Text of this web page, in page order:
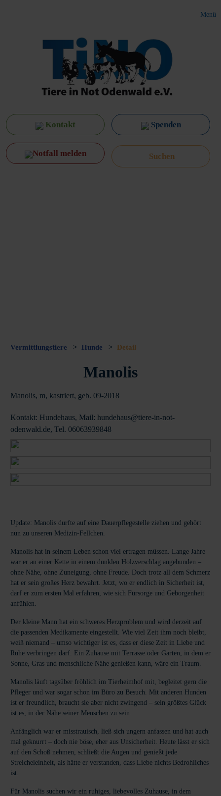
Menü
Kontakt Spenden
Notfall melden
Vermittlungstiere > Hunde > Detail
Manolis
Manolis, m, kastriert, geb. 09-2018
Kontakt: Hundehaus, Mail: hundehaus@tiere-in-not-
odenwald.de, Tel. 06063939848
Update: Manolis durfte auf eine Dauerpflegestelle ziehen und gehört
nun zu unseren Medizin-Fellchen.
Manolis hat in seinem Leben schon viel ertragen müssen. Lange Jahre
war er an einer Kette in einem dunklen Holzverschlag angebunden –
ohne Nähe, ohne Zuneigung, ohne Freude. Doch trotz all dem Schmerz
hat er sein großes Herz bewahrt. Jetzt, wo er endlich in Sicherheit ist,
darf er zum ersten Mal erfahren, wie sich Fürsorge und Geborgenheit
anfühlen.
Der kleine Mann hat ein schweres Herzproblem und wird derzeit auf
die passenden Medikamente eingestellt. Wie viel Zeit ihm noch bleibt,
weiß niemand – umso wichtiger ist es, dass er diese Zeit in Liebe und
Ruhe verbringen darf. Ein Zuhause mit Terrasse oder Garten, in dem er
Sonne, Gras und menschliche Nähe genießen kann, wäre ein Traum.
Manolis läuft tagsüber fröhlich im Tierheimhof mit, begleitet gern die
Pfleger und war sogar schon im Büro zu Besuch. Mit anderen Hunden
ist er freundlich, braucht sie aber nicht zwingend – sein größtes Glück
ist es, in der Nähe seiner Menschen zu sein.
Anfänglich war er misstrauisch, ließ sich ungern anfassen und hat auch
mal geknurrt – doch nie böse, eher aus Unsicherheit. Heute lässt er sich
auf den Schoß nehmen, schließt die Augen und genießt jede
Streicheleinheit, als hätte er verstanden, dass Liebe nichts Bedrohliches
ist.
Für Manolis suchen wir ein ruhiges, liebevolles Zuhause, in dem